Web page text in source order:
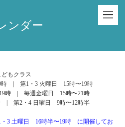
ンダー
どもクラス
時 | 第1・3 火曜日 15時〜19時
時 | 毎週金曜日 15時〜21時
| 第2・4 日曜日 9時〜12時半
・3 土曜日 16時半〜19時 に開催してお